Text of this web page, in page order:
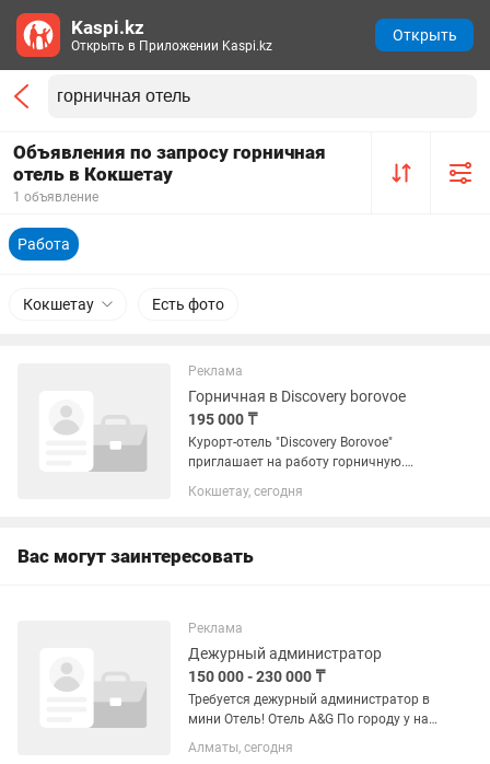
Объявления по запросу горничная
отель в Кокшетау
1 объявление
Работа
Кокшетау Есть фото
Реклама
Горничная в Discovery borovoe
195 000 ₸
Курорт-отель "Discovery Borovoe"
приглашает на работу горничную.
семейного отдыха, где есть
Кокшетау, сегодня
Вас могут заинтересовать
Реклама
Дежурный администратор
150 000 - 230 000 ₸
Требуется дежурный администратор в
мини Отель! Отель A&G По городу у нас
несколько филиалов. Нам требуется по
адресу Абылайхана 37 угол
Алматы, сегодня
Kaspi.kz
Открыть в Приложении Kaspi.kz
Открыть